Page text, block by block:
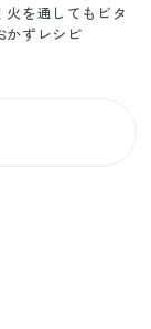
火を通してもビタ
かずレシピ